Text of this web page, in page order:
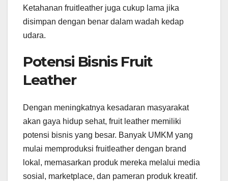
Ketahanan fruitleather juga cukup lama jika
disimpan dengan benar dalam wadah kedap
udara.
Potensi Bisnis Fruit
Leather
Dengan meningkatnya kesadaran masyarakat
akan gaya hidup sehat, fruit leather memiliki
potensi bisnis yang besar. Banyak UMKM yang
mulai memproduksi fruitleather dengan brand
lokal, memasarkan produk mereka melalui media
sosial, marketplace, dan pameran produk kreatif.